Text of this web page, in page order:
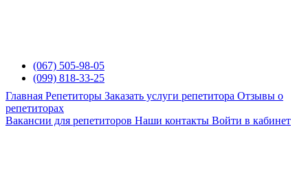
(067) 505-98-05
(099) 818-33-25
Главная Репетиторы Заказать услуги репетитора Отзывы о
репетиторах
Вакансии для репетиторов Наши контакты Войти в кабинет